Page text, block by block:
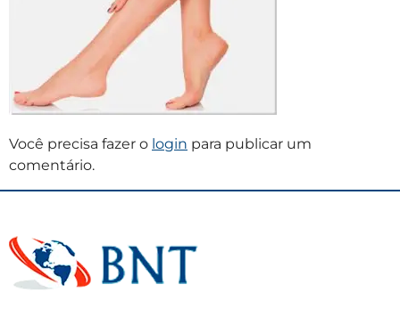
Você precisa fazer o login para publicar um
comentário.